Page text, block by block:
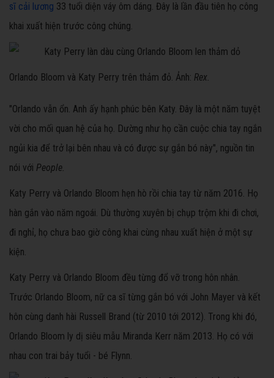
sĩ cải lương 33 tuổi diện váy ôm dáng. Đây là lần đầu tiên họ công
khai xuất hiện trước công chúng.
Orlando Bloom và Katy Perry trên thảm đỏ. Ảnh: Rex.
"Orlando vẫn ổn. Anh ấy hạnh phúc bên Katy. Đây là một năm tuyệt
vời cho mối quan hệ của họ. Dường như họ cần cuộc chia tay ngắn
ngủi kia để trở lại bên nhau và có được sự gắn bó này", nguồn tin
nói với People.
Katy Perry và Orlando Bloom hẹn hò rồi chia tay từ năm 2016. Họ
hàn gắn vào năm ngoái. Dù thường xuyên bị chụp trộm khi đi chơi,
đi nghỉ, họ chưa bao giờ công khai cùng nhau xuất hiện ở một sự
kiện.
Katy Perry và Orlando Bloom đều từng đổ vỡ trong hôn nhân.
Trước Orlando Bloom, nữ ca sĩ từng gắn bó với John Mayer và kết
hôn cùng danh hài Russell Brand (từ 2010 tới 2012). Trong khi đó,
Orlando Bloom ly dị siêu mẫu Miranda Kerr năm 2013. Họ có với
nhau con trai bảy tuổi - bé Flynn.